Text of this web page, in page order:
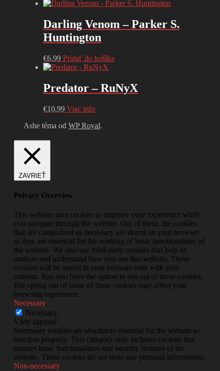
Darling Venom – Parker S.
Huntington
€6,99 Pridať do košíka
Predator – RuNyX
€10,99 Viac info
Ashe téma od WP Royal.
ZAVRIEŤ
Privacy Overview
This website uses cookies to improve your experience while
you navigate through the website. Out of these, the cookies
that are categorized as necessary are stored on your browser
as they are essential for the working of basic functionalities of
the website. We also use third-party cookies that help us
analyze and understand how you use this website. These
cookies will be stored in your browser only with your
consent. You also have the option to opt-out of these cookies.
But opting out of some of these cookies may affect your
browsing experience.
Necessary
Necessary
Vždy zapnuté
Necessary cookies are absolutely essential for the website to
function properly. This category only includes cookies that
ensures basic functionalities and security features of the
website. These cookies do not store any personal information.
Non-necessary